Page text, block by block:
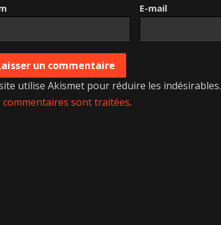
E-mail
utilise Akismet pour réduire les indésirables.
commentaires sont traitées.